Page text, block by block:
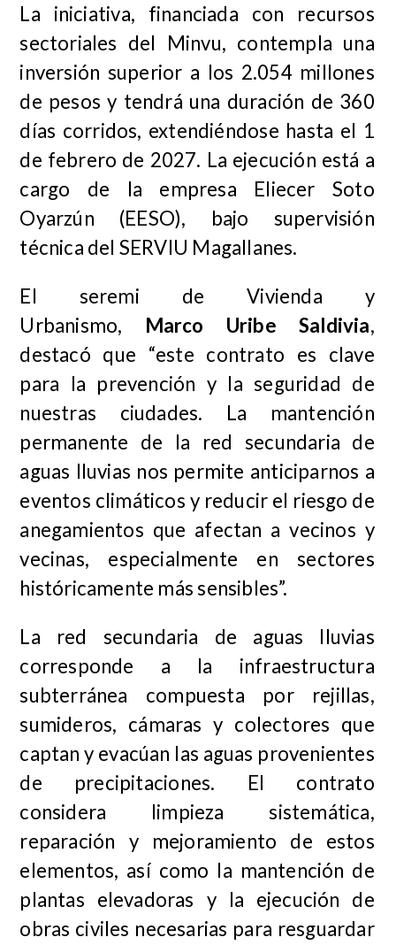
La iniciativa, financiada con recursos
sectoriales del Minvu, contempla una
inversión superior a los 2.054 millones
de pesos y tendrá una duración de 360
días corridos, extendiéndose hasta el 1
de febrero de 2027. La ejecución está a
cargo de la empresa Eliecer Soto
Oyarzún (EESO), bajo supervisión
técnica del SERVIU Magallanes.
El seremi de Vivienda y
Urbanismo, Marco Uribe Saldivia,
destacó que “este contrato es clave
para la prevención y la seguridad de
nuestras ciudades. La mantención
permanente de la red secundaria de
aguas lluvias nos permite anticiparnos a
eventos climáticos y reducir el riesgo de
anegamientos que afectan a vecinos y
vecinas, especialmente en sectores
históricamente más sensibles”.
La red secundaria de aguas lluvias
corresponde a la infraestructura
subterránea compuesta por rejillas,
sumideros, cámaras y colectores que
captan y evacúan las aguas provenientes
de precipitaciones. El contrato
considera limpieza sistemática,
reparación y mejoramiento de estos
elementos, así como la mantención de
plantas elevadoras y la ejecución de
obras civiles necesarias para resguardar